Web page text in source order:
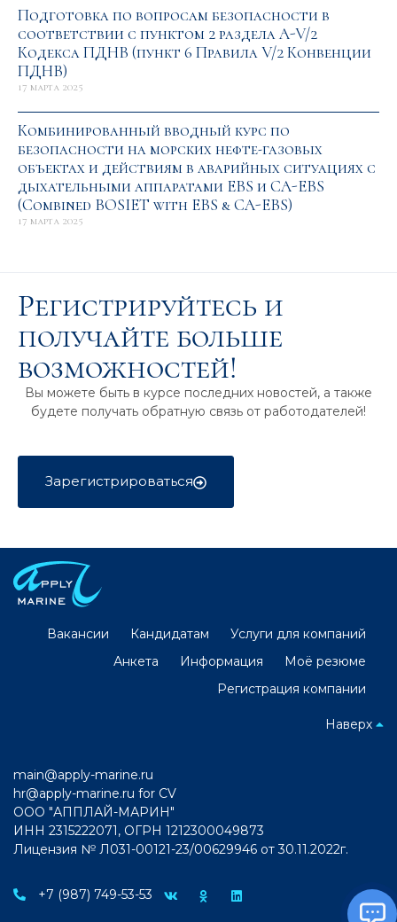
Подготовка по вопросам безопасности в
соответствии с пунктом 2 раздела A-V/2
Кодекса ПДНВ (пункт 6 Правила V/2 Конвенции
ПДНВ)
17 марта 2025
Комбинированный вводный курс по
безопасности на морcких нефте-газовых
объектах и действиям в аварийных ситуациях с
дыхательными аппаратами EBS и CA-EBS
(Combined BOSIET with EBS & CA-EBS)
17 марта 2025
Регистрируйтесь и
получайте больше
возможностей!
Вы можете быть в курсе последних новостей, а также
будете получать обратную связь от работодателей!
Зарегистрироваться
Вакансии Кандидатам
Услуги для компаний
Анкета
Информация
Моё резюме
Регистрация компании
Наверх
main@apply-marine.ru
hr@apply-marine.ru for CV
ООО "АППЛАЙ-МАРИН"
ИНН 2315222071, ОГРН 1212300049873
Лицензия № Л031-00121-23/00629946 от 30.11.2022г.
+7 (987) 749-53-53